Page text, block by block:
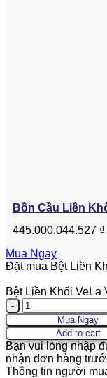
Bồn Cầu Liền
445.000.044.527 ₫
Mua Ngay
Đặt mua Bệt Liền
Bệt Liền Khối VeLa
Quantity
Mua Ngay
Add to cart
Bạn vui lòng nhập
nhận đơn hàng
Thông tin người